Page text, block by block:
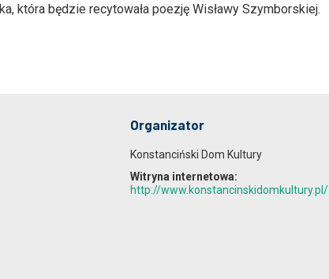
która będzie recytowała poezję Wisławy Szymborskiej.
Organizator
Konstanciński Dom Kultury
Witryna internetowa:
http://www.konstancinskidomkultury.pl/